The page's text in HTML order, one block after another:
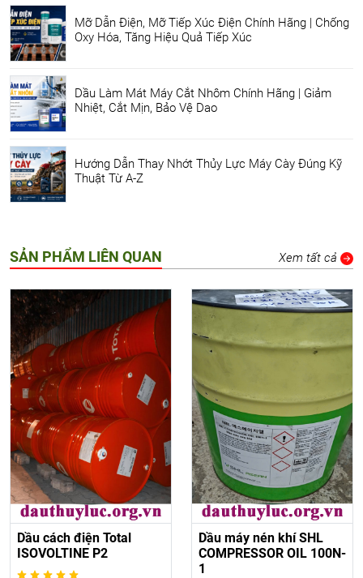
Mỡ Dẫn Điện, Mỡ Tiếp Xúc Điện Chính Hãng | Chống
Oxy Hóa, Tăng Hiệu Quả Tiếp Xúc
Dầu Làm Mát Máy Cắt Nhôm Chính Hãng | Giảm
Nhiệt, Cắt Mịn, Bảo Vệ Dao
Hướng Dẫn Thay Nhớt Thủy Lực Máy Cày Đúng Kỹ
Thuật Từ A-Z
SẢN PHẨM LIÊN QUAN Xem tất cả
Dầu cách điện Total
ISOVOLTINE P2
Dầu máy nén khí SHL
COMPRESSOR OIL 100N-
1